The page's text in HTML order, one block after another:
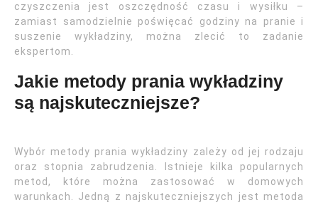
czyszczenia jest oszczędność czasu i wysiłku –
zamiast samodzielnie poświęcać godziny na pranie i
suszenie wykładziny, można zlecić to zadanie
ekspertom.
Jakie metody prania wykładziny
są najskuteczniejsze?
Wybór metody prania wykładziny zależy od jej rodzaju
oraz stopnia zabrudzenia. Istnieje kilka popularnych
metod, które można zastosować w domowych
warunkach. Jedną z najskuteczniejszych jest metoda